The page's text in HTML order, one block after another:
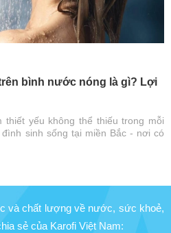
bình nước nóng là gì? Lợi
yếu không thể thiếu trong mỗi
sinh sống tại miền Bắc - nơi có
và chất lượng về nước, sức khoẻ,
sẻ của Karofi Việt Nam: